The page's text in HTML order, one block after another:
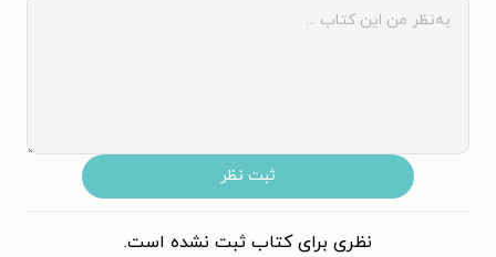
ثبت نظر
نظری برای کتاب ثبت نشده است.